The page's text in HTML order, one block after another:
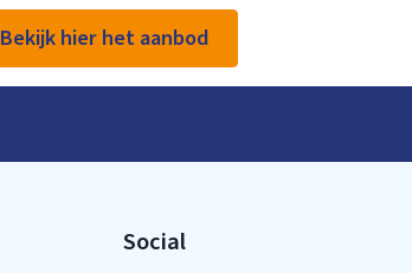
Bekijk hier het aanbod
Social